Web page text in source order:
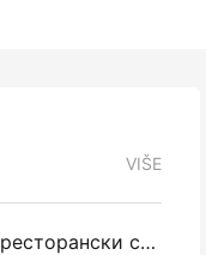
VIŠE
Како одабрати прави ресторански софтвер за свој мали или средњи ресторан